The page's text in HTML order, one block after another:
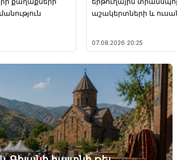
աշակերտների և
07.08.2026 20:25